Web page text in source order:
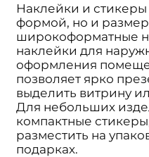
Наклейки и стикеры
формой, но и
широкоформатные
наклейки для
оформления
позволяет ярко
выделить витрину
Для небольших
компактные
разместить на
подарках.